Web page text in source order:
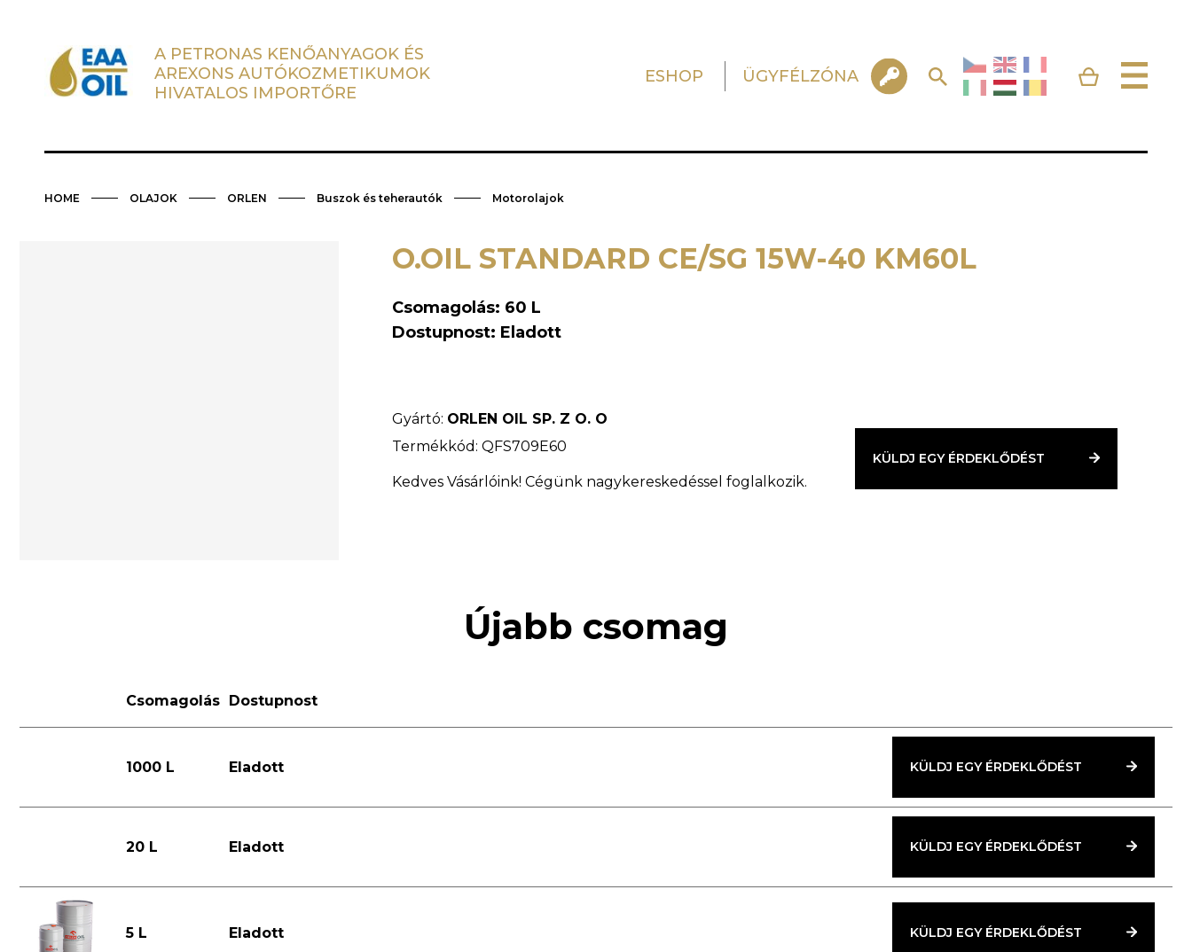
A PETRONAS KENŐANYAGOK ÉS
AREXONS AUTÓKOZMETIKUMOK
HIVATALOS IMPORTŐRE
ESHOP ÜGYFÉLZÓNA
HOME OLAJOK ORLEN Buszok és teherautók Motorolajok
O.OIL STANDARD CE/SG 15W-40 KM60L
Csomagolás: 60 L
Dostupnost: Eladott
Gyártó: ORLEN OIL SP. Z O. O
Termékkód: QFS709E60
Kedves Vásárlóink! Cégünk nagykereskedéssel foglalkozik.
KÜLDJ EGY ÉRDEKLŐDÉST
Újabb csomag
Csomagolás Dostupnost
1000 L Eladott KÜLDJ EGY ÉRDEKLŐDÉST
20 L Eladott KÜLDJ EGY ÉRDEKLŐDÉST
5 L Eladott KÜLDJ EGY ÉRDEKLŐDÉST